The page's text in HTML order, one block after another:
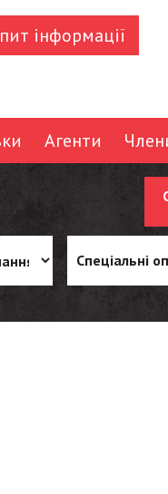
інформації
Агенти
Спеціальні